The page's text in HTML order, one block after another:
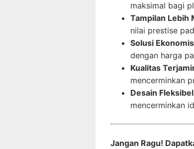
maksimal bagi
Tampilan Lebih
nilai prestise
Solusi
dengan harga
Kualitas
mencerminkan
Desain
mencerminkan
Jangan Ragu!